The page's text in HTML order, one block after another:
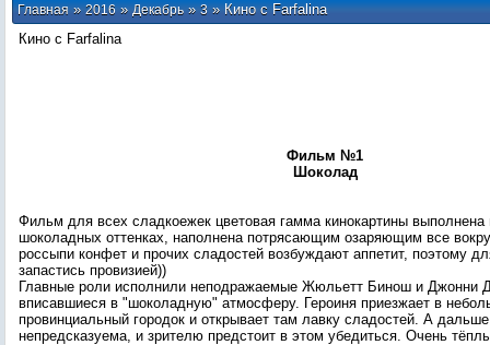
Главная»2016 » Декабрь » 3» Кино с Farfalina
Кино с Farfalina
Фильм №1
Шоколад
Фильм для всех сладкоежек цветовая гамма кинокартины выполнена
шоколадных оттенках, наполнена потрясающим озаряющим все
россыпи конфет и прочих сладостей возбуждают аппетит, поэтому
запастись провизией))
Главные роли исполнили неподражаемые Жюльетт Бинош и Джонни
вписавшиеся в "шоколадную" атмосферу. Героиня приезжает в
провинциальный городок и открывает там лавку сладостей. А
непредсказуема, и зрителю предстоит в этом убедиться. Очень